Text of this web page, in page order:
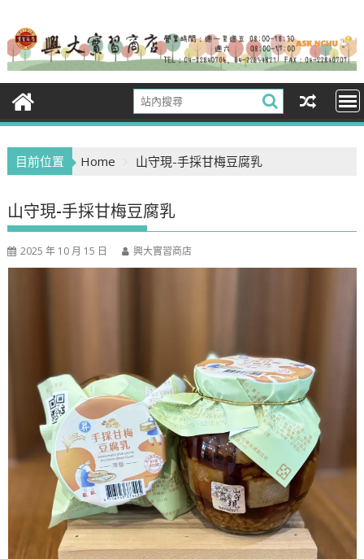
content
目前位置 Home 山守現-手採甘梅豆腐乳
山守現-手採甘梅豆腐乳
2025 年 10 月 15 日 興大實習商店